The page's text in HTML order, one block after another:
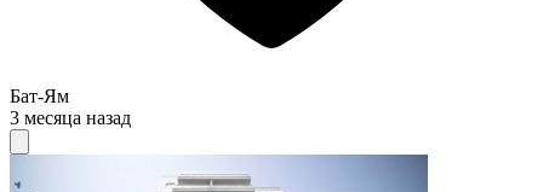
Бат-Ям
3 месяца назад